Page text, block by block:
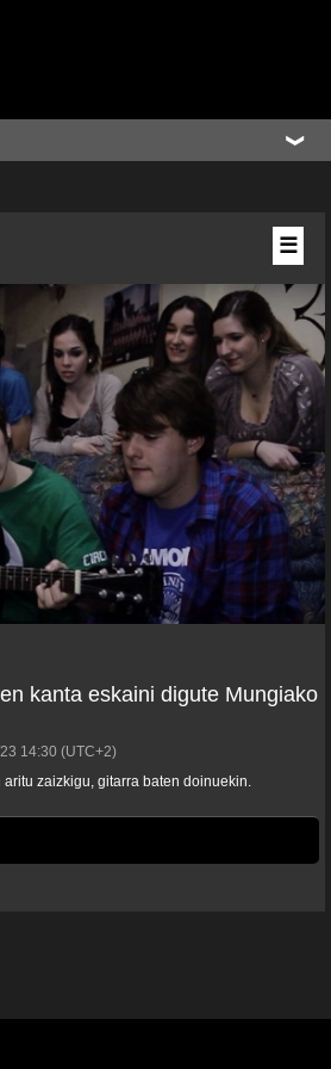
kanta eskaini digute Mungiako
14:30 (UTC+2)
zaizkigu, gitarra baten doinuekin.
☰